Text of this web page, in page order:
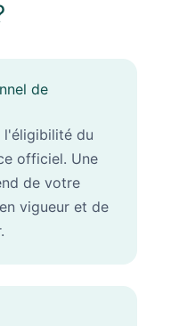
de
du
officiel. Une
de votre
vigueur et de